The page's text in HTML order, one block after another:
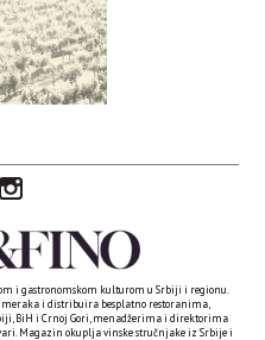
i gastronomskom kulturom u Srbiji i regionu.
i distribuira besplatno restoranima,
BiH i Crnoj Gori, menadžerima i direktorima
Magazin okuplja vinske stručnjake iz Srbije i